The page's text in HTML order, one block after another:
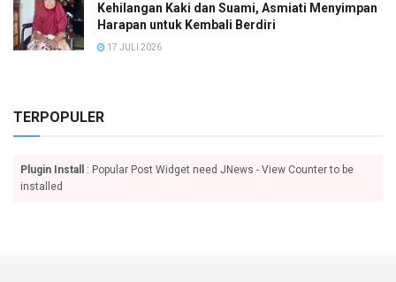
Kehilangan Kaki dan Suami, Asmiati Menyimpan
Harapan untuk Kembali Berdiri
17 JULI 2026
TERPOPULER
Plugin Install
: Popular Post Widget need JNews - View Counter to be
installed